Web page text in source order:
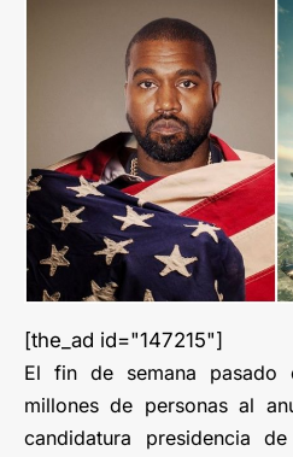
[the_ad id="147215"]
El fin de semana pasado
millones de personas al
candidatura presidencia